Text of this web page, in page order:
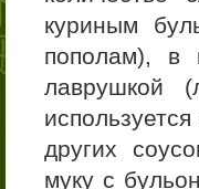
куриным
пополам), в
лаврушкой
других
муку с